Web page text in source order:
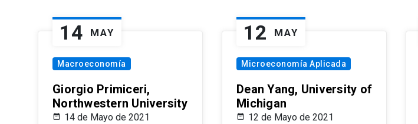
14 MAY
Macroeconomía
Giorgio Primiceri,
Northwestern University
14 de Mayo de 2021
12 MAY
Microeconomía Aplicada
Dean Yang, University of
Michigan
12 de Mayo de 2021